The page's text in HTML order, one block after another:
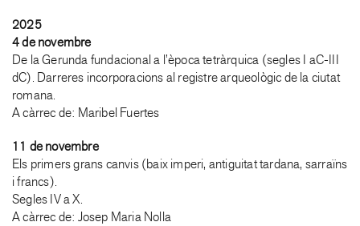
2025
4 de novembre
De la Gerunda fundacional a l’època tetràrquica (segles I aC-III
dC). Darreres incorporacions al registre arqueològic de la ciutat
romana.
A càrrec de: Maribel Fuertes
11 de novembre
Els primers grans canvis (baix imperi, antiguitat tardana, sarraïns
i francs).
Segles IV a X.
A càrrec de: Josep Maria Nolla